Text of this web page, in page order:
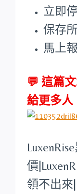
立即
保存
馬上
💬 這篇
給更多人
LuxenRise
價|
領不出來|